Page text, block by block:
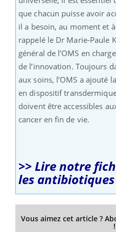
que chacun puisse avoir
il a besoin, au moment et
rappelé le Dr Marie-Paule
général de l’OMS en
de l’innovation. Toujours
aux soins, l’OMS a ajouté
en dispositif
doivent être accessibles
cancer en fin de vie.
>> Lire notre
les antibiotiques
Vous aimez cet article ?
!